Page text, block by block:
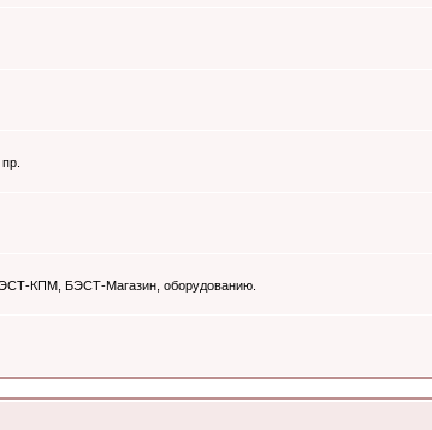
КПМ, БЭСТ-Магазин, оборудованию.